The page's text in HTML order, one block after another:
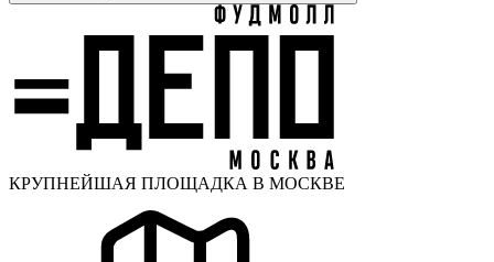
КРУПНЕЙШАЯ ПЛОЩАДКА В МОСКВЕ